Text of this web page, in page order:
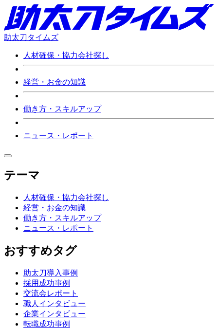
助太刀タイムズ
人材確保・協力会社探し
経営・お金の知識
働き方・スキルアップ
ニュース・レポート
テーマ
人材確保・協力会社探し
経営・お金の知識
働き方・スキルアップ
ニュース・レポート
おすすめタグ
助太刀導入事例
採用成功事例
交流会レポート
職人インタビュー
企業インタビュー
転職成功事例